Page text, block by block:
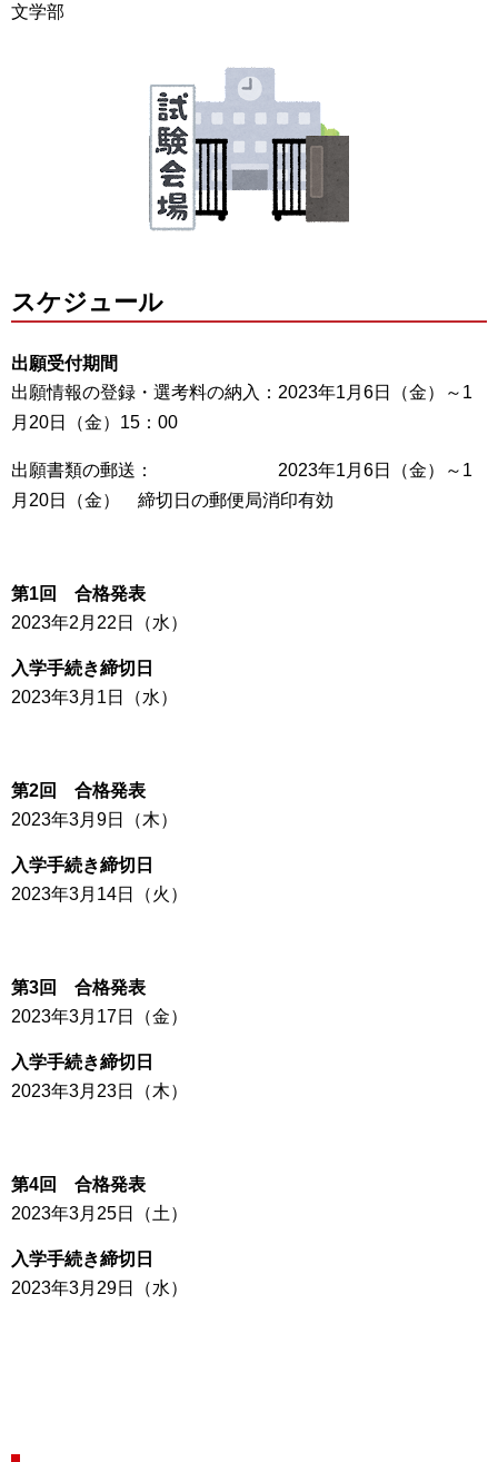
文学部
スケジュール
出願受付期間
出願情報の登録・選考料の納入：2023年1月6日（金）～1
月20日（金）15：00
出願書類の郵送： 2023年1月6日（金）～1
月20日（金） 締切日の郵便局消印有効
第1回 合格発表
2023年2月22日（水）
入学手続き締切日
2023年3月1日（水）
第2回 合格発表
2023年3月9日（木）
入学手続き締切日
2023年3月14日（火）
第3回 合格発表
2023年3月17日（金）
入学手続き締切日
2023年3月23日（木）
第4回 合格発表
2023年3月25日（土）
入学手続き締切日
2023年3月29日（水）